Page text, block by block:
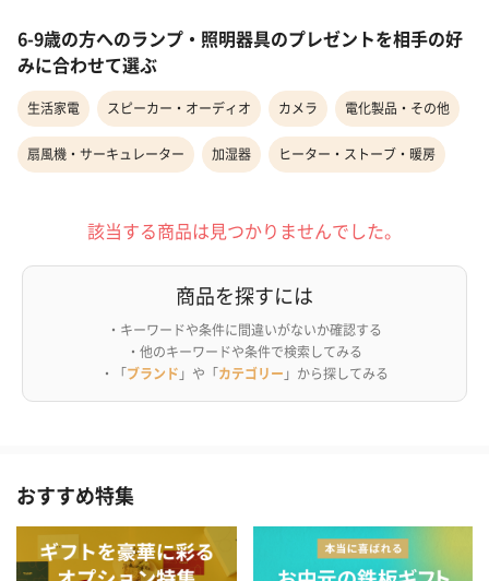
6-9歳の方へのランプ・照明器具のプレゼントを相手の好
みに合わせて選ぶ
生活家電 スピーカー・オーディオ カメラ 電化製品・その他
扇風機・サーキュレーター 加湿器 ヒーター・ストーブ・暖房
該当する商品は見つかりませんでした。
商品を探すには
・キーワードや条件に間違いがないか確認する
・他のキーワードや条件で検索してみる
・「ブランド 」や「カテゴリー 」から探してみる
おすすめ特集